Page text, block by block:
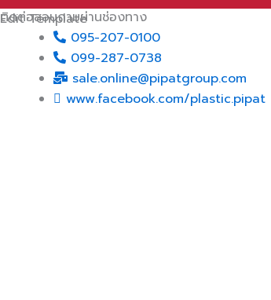
Edit Template
ติดต่อสอบถามผ่านช่องทาง
095-207-0100
099-287-0738
sale.online@pipatgroup.com
www.facebook.com/plastic.pipat